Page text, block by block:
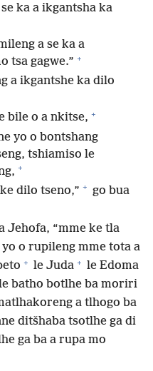
ka a ikgantsha ka
a se ka a
tsa gagwe.” +
a ikgantshe ka dilo
bile o a nkitse, +
yo o bontshang
tshiamiso le
+
dilo tseno,” + go bua
Jehofa, “mme ke tla
o rupileng mme tota a
+ le Juda + le Edoma
batho botlhe ba moriri
a tlhogo ba
ditšhaba tsotlhe ga di
ga ba a rupa mo